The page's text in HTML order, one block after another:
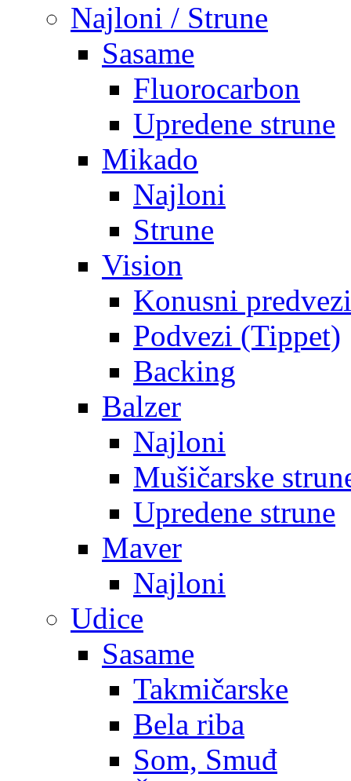
Najloni / Strune
Sasame
Fluorocarbon
Upredene strune
Mikado
Najloni
Strune
Vision
Konusni predvezi
Podvezi (Tippet)
Backing
Balzer
Najloni
Mušičarske
Upredene strune
Maver
Najloni
Udice
Sasame
Takmičarske
Bela riba
Som, Smuđ